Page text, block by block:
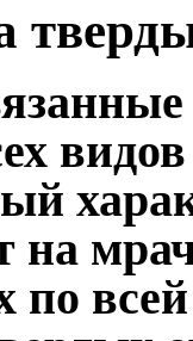
на